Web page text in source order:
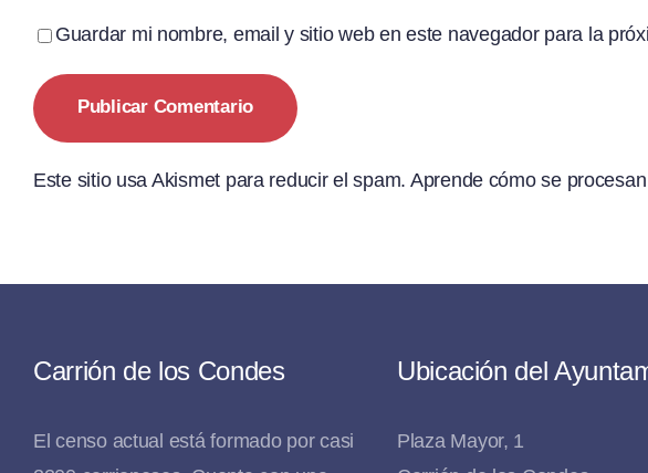
Guardar mi nombre, email y sitio web en este navegador para la
Este sitio usa Akismet para reducir el spam. Aprende cómo se
Carrión de los Condes
El censo actual está formado por casi
Ubicación del
Plaza Mayor, 1